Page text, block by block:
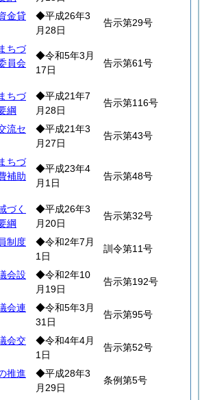
金貸
◆平成26年3
月28日
告示第29号
ちづ
員会
◆令和5年3月
17日
告示第61号
ちづ
綱
◆平成21年7
月28日
告示第116号
流セ
◆平成21年3
月27日
告示第43号
ちづ
補助
◆平成23年4
月1日
告示第48号
づく
綱
◆平成26年3
月20日
告示第32号
制度
◆令和2年7月
1日
訓令第11号
会設
◆令和2年10
月19日
告示第192号
会連
◆令和5年3月
31日
告示第95号
会交
◆令和4年4月
1日
告示第52号
推進
◆平成28年3
月29日
条例第5号